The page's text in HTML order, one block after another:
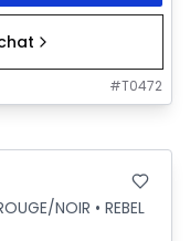
#T0472
NOIR • REBEL